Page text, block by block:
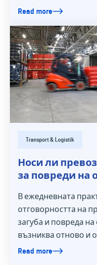
Read more
Transport & Logistik
Носи ли
за повреди на
В ежедневната
отговорността на
загуба и повреда
възниква отново и
Read more